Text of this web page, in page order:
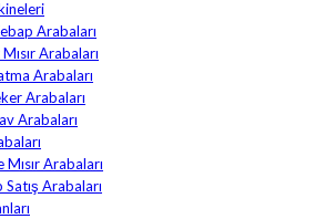
Arabaları
Arabaları
Arabaları
Arabaları
Arabaları
Mısır Arabaları
Satış Arabaları